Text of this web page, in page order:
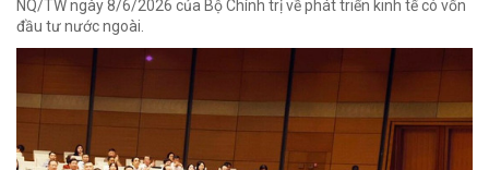
NQ/TW ngày 8/6/2026 của Bộ Chính trị về phát triển kinh tế có vốn
đầu tư nước ngoài.